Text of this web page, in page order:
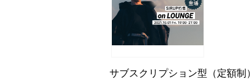
サブスクリプション型（定額